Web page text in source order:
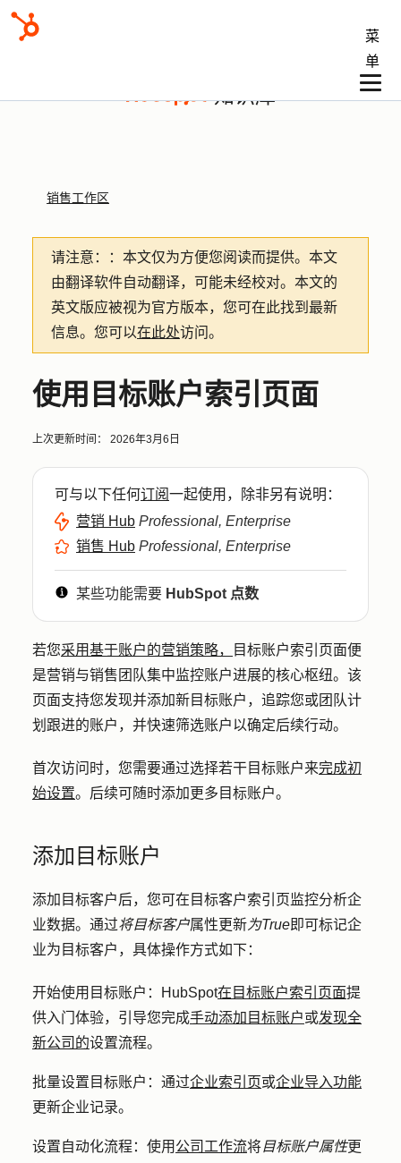
菜
单
知识库
销售工作区
请注意： ：本文仅为方便您阅读而提供。 本文
由翻译软件自动翻译，可能未经校对。本文的
英文版应被视为官方版本，您可在此找到最新
信息。您可以在此处访问。
使用目标账户索引页面
上次更新时间： 2026年3月6日
可与以下任何订阅一起使用，除非另有说明：
营销 Hub Professional, Enterprise
销售 Hub Professional, Enterprise
某些功能需要 HubSpot 点数
若您采用基于账户的营销策略，
目标账户索引页面便
是营销与销售团队集中监控账户进展的核心枢纽。该
页面支持您发现并添加新目标账户，追踪您或团队计
划跟进的账户，并快速筛选账户以确定后续行动。
首次访问时，您需要通过选择若干目标账户来完成初
始设置。后续可随时添加更多目标账户。
添加目标账户
添加目标客户后，您可在目标客户索引页监控分析企
业数据。通过将目标客户属性更新为True即可标记企
业为目标客户，具体操作方式如下：
开始使用目标账户： HubSpot在目标账户索引页面提
供入门体验，引导您完成手动添加目标账户或发现全
新公司的设置流程。
批量设置目标账户： 通过企业索引页或企业导入功能
更新企业记录。
设置自动化流程： 使用 公司工作流将目标账户属性更